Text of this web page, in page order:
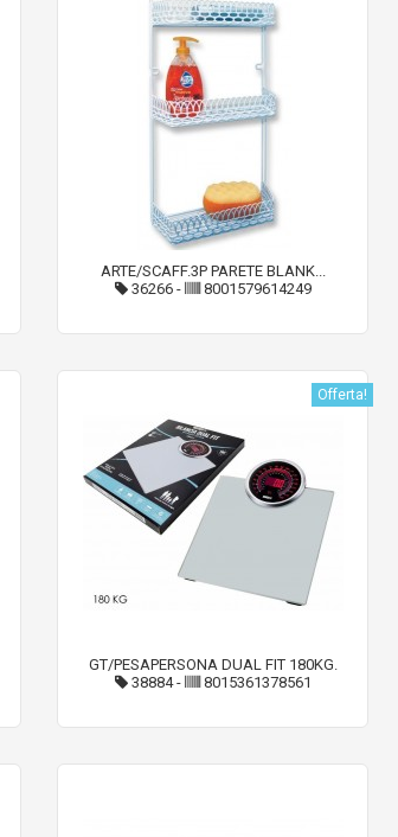
ARTE/SCAFF.3P PARETE BLANK...
36266- 8001579614249
Offerta!
GT/PESAPERSONA DUAL FIT 180KG.
38884- 8015361378561